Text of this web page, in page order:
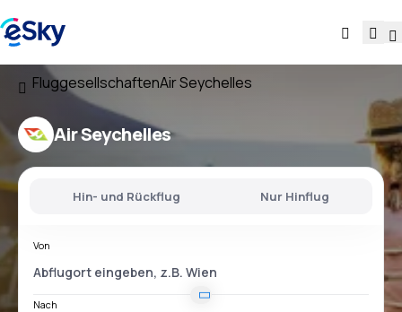
FluggesellschaftenAir Seychelles
Air Seychelles
Hin- und Rückflug Nur Hinflug
Von
Nach